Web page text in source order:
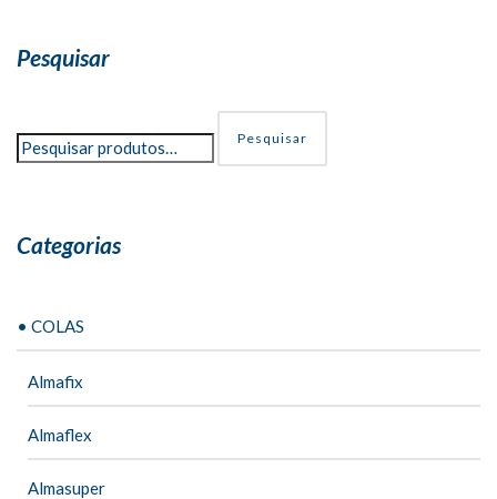
Pesquisar
Pesquisar
Categorias
• COLAS
Almafix
Almaflex
Almasuper